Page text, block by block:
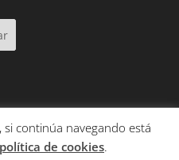
CONTENIDO
CONTACTO
si continúa navegando está
política de cookies.